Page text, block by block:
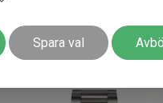
Spara val
Sandström Landsort 459m
kr
i lager